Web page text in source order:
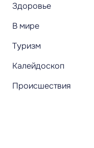
Здоровье
В мире
Туризм
Калейдоскоп
Происшествия